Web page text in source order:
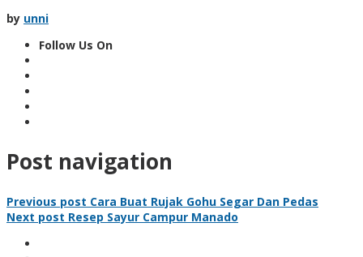
by unni
Follow Us On
Post navigation
Previous post Cara Buat Rujak Gohu Segar Dan Pedas
Next post Resep Sayur Campur Manado